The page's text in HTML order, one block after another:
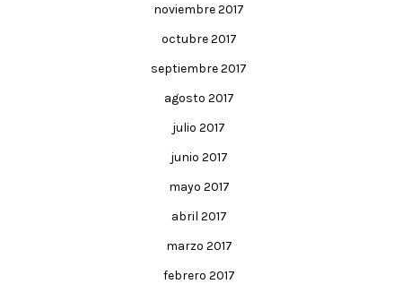
noviembre 2017
octubre 2017
septiembre 2017
agosto 2017
julio 2017
junio 2017
mayo 2017
abril 2017
marzo 2017
febrero 2017